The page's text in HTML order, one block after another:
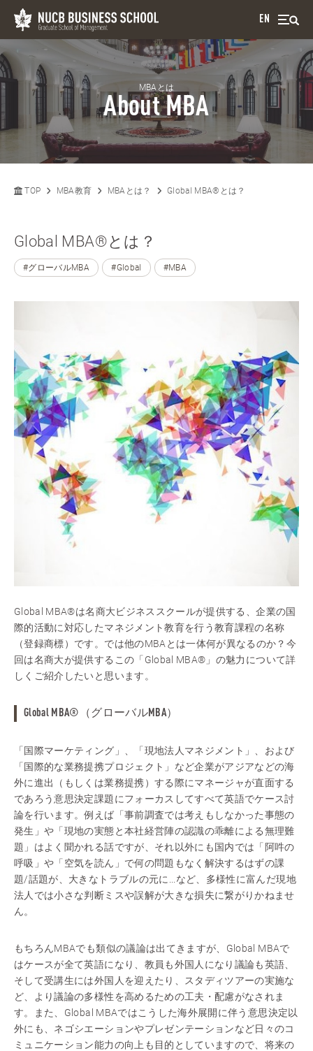
EN
MBAとは
About MBA
TOP MBA教育 MBAとは？ Global MBA®とは？
Global MBA®とは？
#グローバルMBA #Global #MBA
Global MBA®は名商大ビジネススクールが提供する、企業の国
際的活動に対応したマネジメント教育を行う教育課程の名称
（登録商標）です。では他のMBAとは一体何が異なるのか？今
回は名商大が提供するこの「Global MBA®」の魅力について詳
しくご紹介したいと思います。
Global MBA®（グローバルMBA）
「国際マーケティング」、「現地法人マネジメント」、および
「国際的な業務提携プロジェクト」など企業がアジアなどの海
外に進出（もしくは業務提携）する際にマネージャが直面する
であろう意思決定課題にフォーカスしてすべて英語でケース討
論を行います。例えば「事前調査では考えもしなかった事態の
発生」や「現地の実態と本社経営陣の認識の乖離による無理難
題」はよく聞かれる話ですが、それ以外にも国内では「阿吽の
呼吸」や「空気を読ん」で何の問題もなく解決するはずの課
題/話題が、大きなトラブルの元に...など、多様性に富んだ現地
法人では小さな判断ミスや誤解が大きな損失に繋がりかねませ
ん。
もちろんMBAでも類似の議論は出てきますが、Global MBAで
はケースが全て英語になり、教員も外国人になり議論も英語、
そして受講生には外国人を迎えたり、スタディツアーの実施な
ど、より議論の多様性を高めるための工夫・配慮がなされま
す。また、Global MBAではこうした海外展開に伴う意思決定以
外にも、ネゴシエーションやプレゼンテーションなど日々のコ
ミュニケーション能力の向上も目的としていますので、将来の